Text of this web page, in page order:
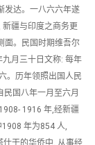
发达。一八六六年遂
疆与印度之商务更
面。民国时期维吾尔
月三十日文称: 每年
。历年领照出国人民
国八年一月至六月
1916 年,经新疆
年为854 人,
干的华侨中, 从事经